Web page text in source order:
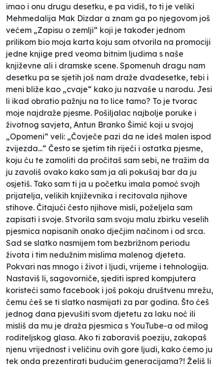
imao i onu drugu desetku, e pa vidiš, to ti je veliki
Mehmedalija Mak Dizdar a znam ga po njegovom još
većem „Zapisu o zemlji“ koji je također jednom
prilikom bio moja karta koju sam otvorila na promociji
jedne knjige pred veoma bitnim ljudima s naše
književne ali i dramske scene. Spomenuh dragu nam
desetku pa se sjetih još nam draže dvadesetke, tebi i
meni bliže kao „cvaje“ kako ju nazvaše u narodu. Jesi
li ikad obratio pažnju na to lice tamo? To je tvorac
moje najdraže pjesme. Pošiljalac najbolje poruke i
životnog savjeta, Antun Branko Šimić koji u svojoj
„Opomeni“ veli: „Čovječe pazi da ne ideš malen ispod
zvijezda...“ Često se sjetim tih riječi i ostatka pjesme,
koju ću te zamoliti da pročitaš sam sebi, ne tražim da
ju zavoliš ovako kako sam ja ali pokušaj bar da ju
osjetiš. Tako sam ti ja u početku imala pomoć svojh
prijatelja, velikih književnika i recitovala njihove
stihove. Čitajući često njihove misli, poželjela sam
zapisati i svoje. Stvorila sam svoju malu zbirku veselih
pjesmica napisanih onako dječjim načinom i od srca.
Sad se slatko nasmijem tom bezbrižnom periodu
života i tim nedužnim mislima malenog djeteta.
Pokvari nas mnogo i život i ljudi, vrijeme i tehnologija.
Nastaviš li, sagovorniče, sjediti ispred kompjutera
koristeći samo facebook i još pokoju društvenu mrežu,
čemu ćeš se ti slatko nasmijati za par godina. Što ćeš
jednog dana pjevušiti svom djetetu za laku noć ili
misliš da mu je draža pjesmica s YouTube-a od milog
roditeljskog glasa. Ako ti zaboraviš poeziju, zakopaš
njenu vrijednost i veličinu ovih gore ljudi, kako ćemo ju
tek onda prezentirati budućim generacijama?! Želiš li